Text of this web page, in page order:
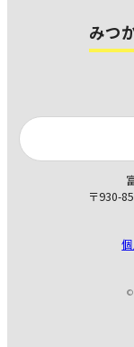
みつ
〒930-
©